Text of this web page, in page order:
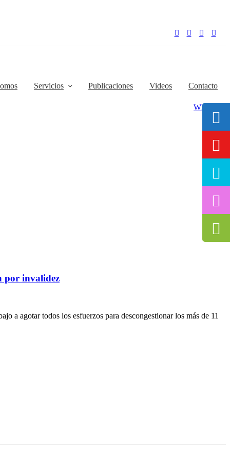
Servicios Publicaciones Videos Contacto
Whatsapp
por invalidez
a agotar todos los esfuerzos para descongestionar los más de 11